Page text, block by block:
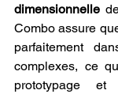
dimensionnelle
Combo assure
parfaitement
complexes, ce
prototypage